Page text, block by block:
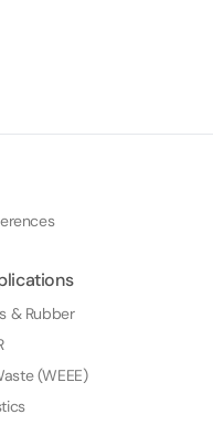
& Rubber
(WEEE)